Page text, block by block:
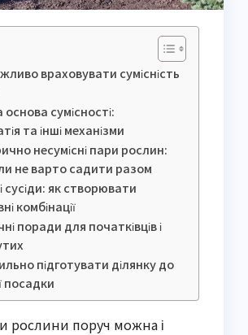
враховувати сумісність
сумісності:
та інші механізми
несумісні пари рослин:
не варто садити разом
сусіди: як створювати
комбінації
поради для початківців і
підготувати ділянку до
посадки
рослини поруч можна і